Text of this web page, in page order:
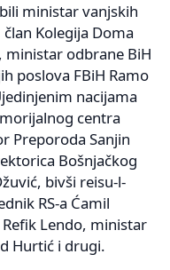
ministar vanjskih
Kolegija Doma
ministar odbrane BiH
poslova FBiH Ramo
nacijama
centra
Preporoda Sanjin
Bošnjačkog
bivši reisu-l-
RS-a Ćamil
Lendo, ministar
Hurtić i drugi.